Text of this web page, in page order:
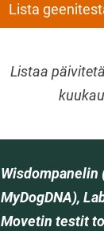
Lista
Listaa
Wisdompanelin
MyDogDNA),
Movetin testit